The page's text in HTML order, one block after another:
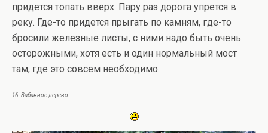
придется топать вверх. Пару раз дорога упрется в
реку. Где-то придется прыгать по камням, где-то
бросили железные листы, с ними надо быть очень
осторожными, хотя есть и один нормальный мост
там, где это совсем необходимо.
16. Забавное дерево